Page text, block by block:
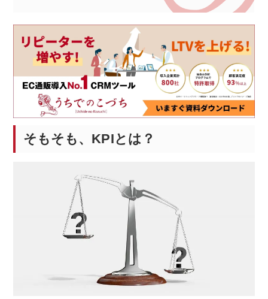
そもそも、KPIとは？